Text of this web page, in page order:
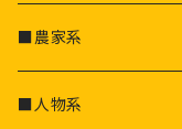
食品
その他
■農家系
■人物系